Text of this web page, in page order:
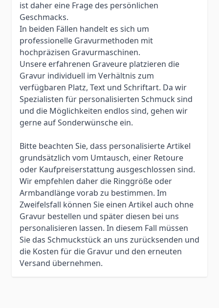
ist daher eine Frage des persönlichen
Geschmacks.
In beiden Fällen handelt es sich um
professionelle Gravurmethoden mit
hochpräzisen Gravurmaschinen.
Unsere erfahrenen Graveure platzieren die
Gravur individuell im Verhältnis zum
verfügbaren Platz, Text und Schriftart. Da wir
Spezialisten für personalisierten Schmuck sind
und die Möglichkeiten endlos sind, gehen wir
gerne auf Sonderwünsche ein.
Bitte beachten Sie, dass personalisierte Artikel
grundsätzlich vom Umtausch, einer Retoure
oder Kaufpreiserstattung ausgeschlossen sind.
Wir empfehlen daher die Ringgröße oder
Armbandlänge vorab zu bestimmen. Im
Zweifelsfall können Sie einen Artikel auch ohne
Gravur bestellen und später diesen bei uns
personalisieren lassen. In diesem Fall müssen
Sie das Schmuckstück an uns zurücksenden und
die Kosten für die Gravur und den erneuten
Versand übernehmen.